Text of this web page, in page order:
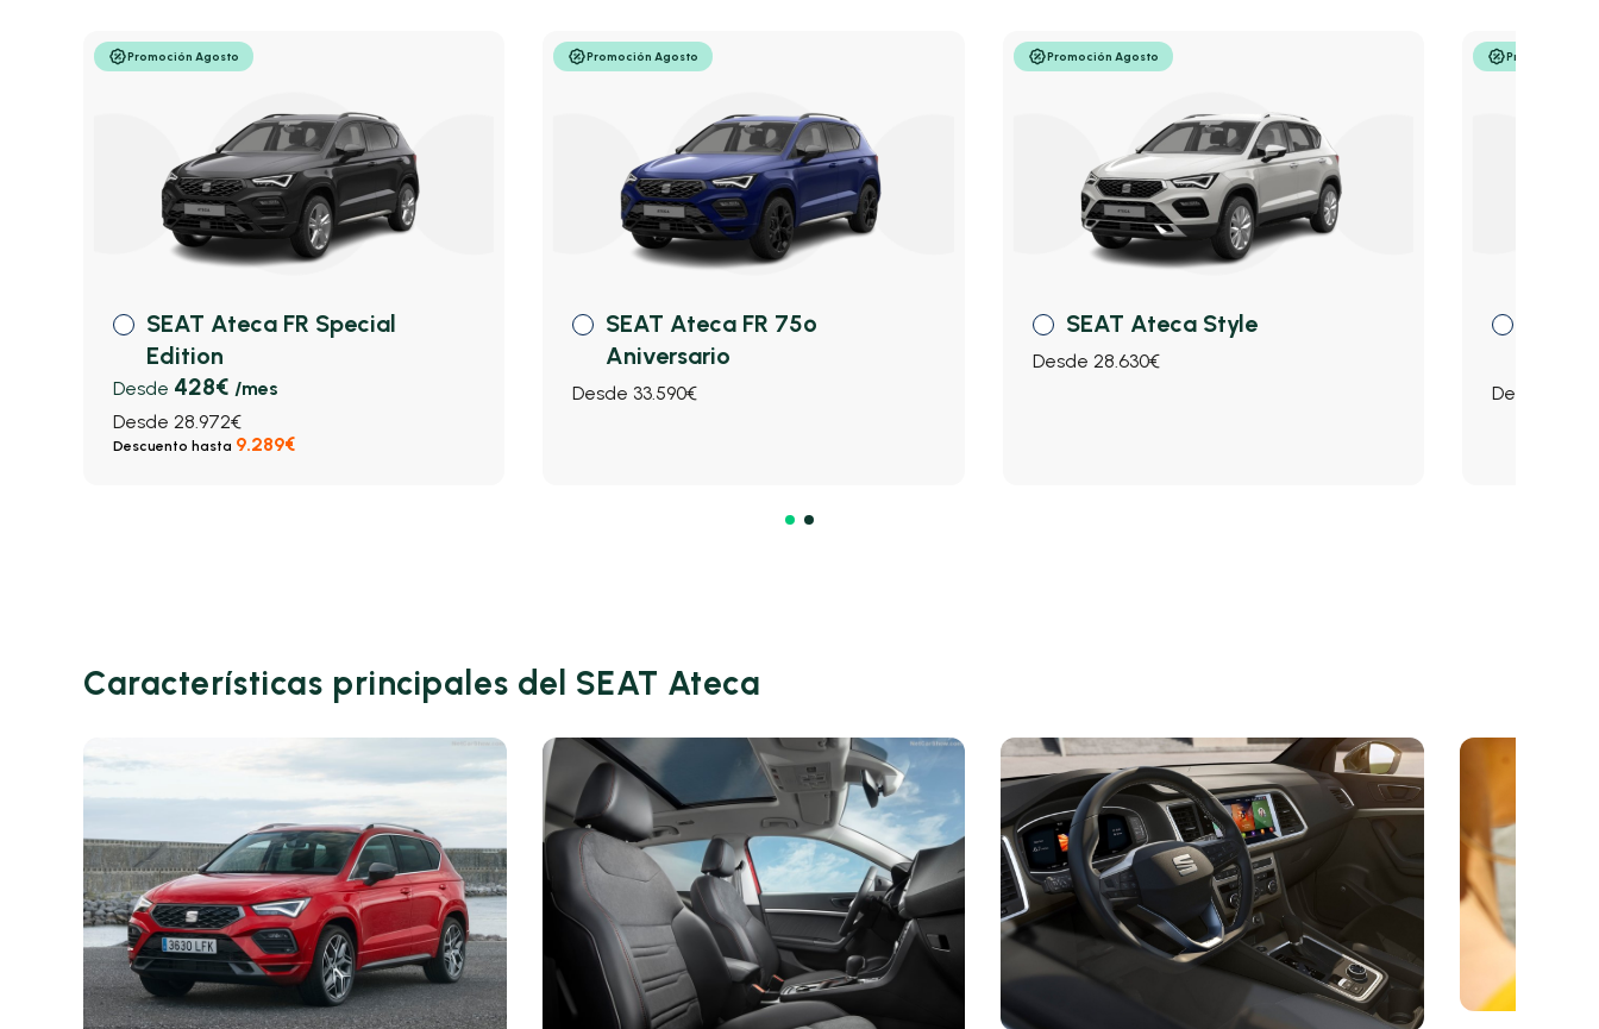
Promoción Agosto
SEAT Ateca FR Special
Edition
Desde 428€ /mes
Desde 28.972€
Descuento hasta 9.289€
Promoción Agosto
SEAT Ateca FR 75º
Aniversario
Desde 33.590€
Promoción Agosto
SEAT Ateca Style
Desde 28.630€
Promoción
Desde 115€
Características principales del SEAT Ateca